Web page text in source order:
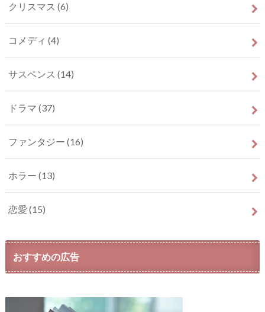
クリスマス (6)
コメディ (4)
サスペンス (14)
ドラマ (37)
ファンタジー (16)
ホラー (13)
恋愛 (15)
おすすめの広告